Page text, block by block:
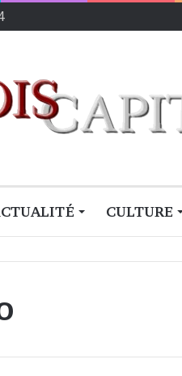
du sang
CULTURE